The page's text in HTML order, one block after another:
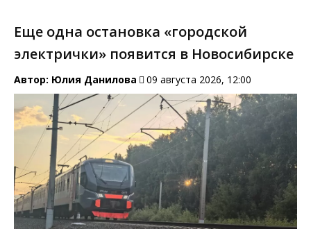
Еще одна остановка «городской
электрички» появится в Новосибирске
Автор: Юлия Данилова 09 августа 2026, 12:00